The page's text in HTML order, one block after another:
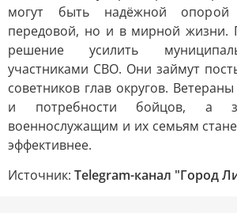
могут быть надёжной
передовой, но и в мирной жизни.
решение усилить
участниками СВО. Они займут
советников глав округов.
и потребности бойцов, а
военнослужащим и их семьям
эффективнее.
Источник: Telegram-канал "Город